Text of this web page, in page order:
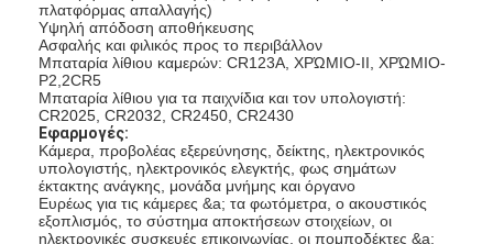
πλατφόρμας απαλλαγής)
Υψηλή απόδοση αποθήκευσης
Ασφαλής και φιλικός προς το περιβάλλον
Μπαταρία λίθιου καμερών: CR123A, ΧΡΏΜΙΟ-ΙΙ, ΧΡΏΜΙΟ-
P2,2CR5
Μπαταρία λίθιου για τα παιχνίδια και τον υπολογιστή:
CR2025, CR2032, CR2450, CR2430
Εφαρμογές:
Κάμερα, προβολέας εξερεύνησης, δείκτης, ηλεκτρονικός
υπολογιστής, ηλεκτρονικός ελεγκτής, φως σημάτων
έκτακτης ανάγκης, μονάδα μνήμης και όργανο
Ευρέως για τις κάμερες &a; τα φωτόμετρα, ο ακουστικός
εξοπλισμός, το σύστημα αποκτήσεων στοιχείων, οι
ηλεκτρονικές συσκευές επικοινωνίας, οι πομποδέκτες &a;